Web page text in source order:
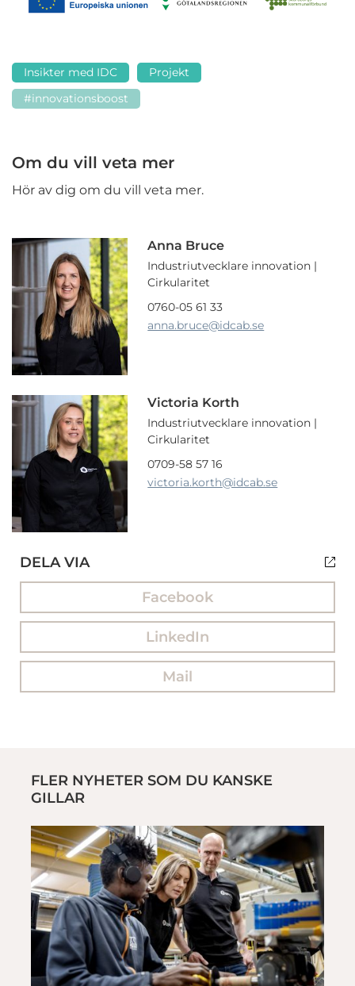
Insikter med IDC
Projekt
#innovationsboost
Om du vill veta mer
Hör av dig om du vill veta mer.
Anna Bruce
Industriutvecklare innovation |
Cirkularitet
0760-05 61 33
anna.bruce@idcab.se
Victoria Korth
Industriutvecklare innovation |
Cirkularitet
0709-58 57 16
victoria.korth@idcab.se
DELA VIA
Facebook
LinkedIn
Mail
FLER NYHETER SOM DU KANSKE
GILLAR